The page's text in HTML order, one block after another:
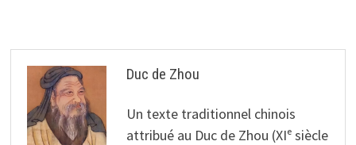
Duc de Zhou
Un texte traditionnel chinois
attribué au Duc de Zhou (XIᵉ siècle